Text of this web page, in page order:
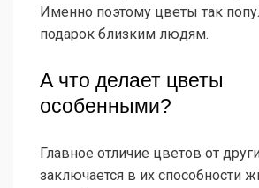
Именно поэтому цветы так
подарок близким людям.
А что делает цветы
особенными?
Главное отличие цветов от
заключается в их способности